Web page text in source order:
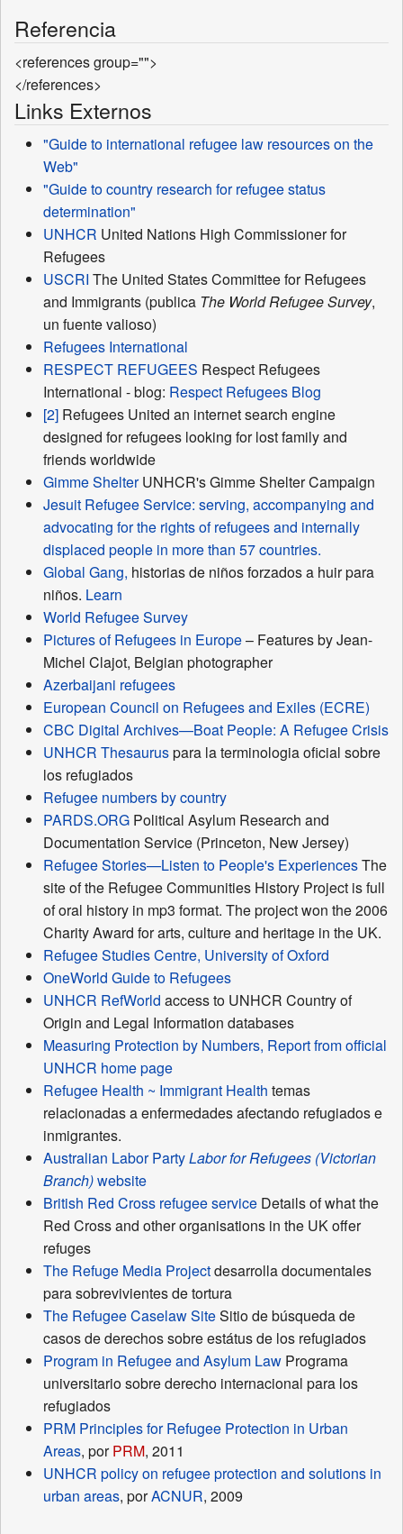
Referencia
<references group="">
</references>
Links Externos
"Guide to international refugee law resources on the
Web"
"Guide to country research for refugee status
determination"
UNHCR United Nations High Commissioner for
Refugees
USCRI The United States Committee for Refugees
and Immigrants (publica The World Refugee Survey,
un fuente valioso)
Refugees International
RESPECT REFUGEES Respect Refugees
International - blog: Respect Refugees Blog
[2] Refugees United an internet search engine
designed for refugees looking for lost family and
friends worldwide
Gimme ShelterUNHCR's Gimme Shelter Campaign
Jesuit Refugee Service: serving, accompanying and
advocating for the rights of refugees and internally
displaced people in more than 57 countries.
Global Gang, historias de niños forzados a huir para
niños. Learn
World Refugee Survey
Pictures of Refugees in Europe– Features by Jean-
Michel Clajot, Belgian photographer
Azerbaijani refugees
European Council on Refugees and Exiles (ECRE)
CBC Digital Archives—Boat People: A Refugee Crisis
UNHCR Thesauruspara la terminologia oficial sobre
los refugiados
Refugee numbers by country
PARDS.ORG Political Asylum Research and
Documentation Service (Princeton, New Jersey)
Refugee Stories—Listen to People's ExperiencesThe
site of the Refugee Communities History Project is full
of oral history in mp3 format. The project won the 2006
Charity Award for arts, culture and heritage in the UK.
Refugee Studies Centre, University of Oxford
OneWorld Guide to Refugees
UNHCR RefWorld access to UNHCR Country of
Origin and Legal Information databases
Measuring Protection by Numbers, Report from official
UNHCR home page
Refugee Health ~ Immigrant Health temas
relacionadas a enfermedades afectando refugiados e
inmigrantes.
Australian Labor PartyLabor for Refugees (Victorian
Branch)website
British Red Cross refugee service Details of what the
Red Cross and other organisations in the UK offer
refuges
The Refuge Media Projectdesarrolla documentales
para sobrevivientes de tortura
The Refugee Caselaw SiteSitio de búsqueda de
casos de derechos sobre estátus de los refugiados
Program in Refugee and Asylum Law Programa
universitario sobre derecho internacional para los
refugiados
PRM Principles for Refugee Protection in Urban
Areas, porPRM, 2011
UNHCR policy on refugee protection and solutions in
urban areas, porACNUR, 2009